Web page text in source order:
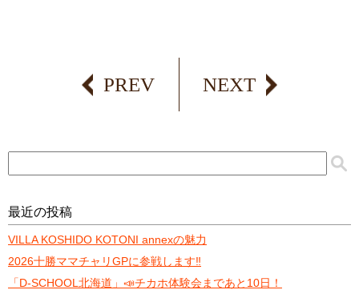
PREV NEXT
最近の投稿
VILLA KOSHIDO KOTONI annexの魅力
2026十勝ママチャリGPに参戦します‼️
「D-SCHOOL北海道」📣チカホ体験会まであと10日！